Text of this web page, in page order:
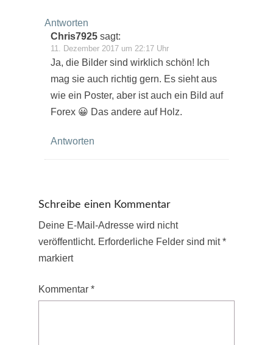
Antworten
Chris7925 sagt:
11. Dezember 2017 um 22:17 Uhr
Ja, die Bilder sind wirklich schön! Ich
mag sie auch richtig gern. Es sieht aus
wie ein Poster, aber ist auch ein Bild auf
Forex 😀 Das andere auf Holz.
Antworten
Schreibe einen Kommentar
Deine E-Mail-Adresse wird nicht
veröffentlicht. Erforderliche Felder sind mit*
markiert
Kommentar *